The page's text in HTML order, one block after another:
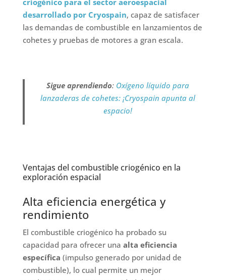
criogénico para el sector aeroespacial
desarrollado por Cryospain, capaz de satisfacer
las demandas de combustible en lanzamientos de
cohetes y pruebas de motores a gran escala.
Sigue aprendiendo: Oxígeno líquido para
lanzaderas de cohetes: ¡Cryospain apunta al
espacio!
Ventajas del combustible criogénico en la
exploración espacial
Alta eficiencia energética y
rendimiento
El combustible criogénico ha probado su
capacidad para ofrecer una alta eficiencia
específica (impulso generado por unidad de
combustible), lo cual permite un mejor